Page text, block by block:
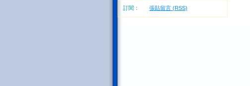
訂閱： 張貼留言 (RSS)